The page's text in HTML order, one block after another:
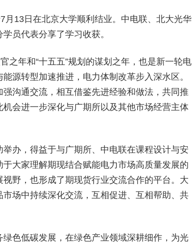
月13日在北京大学顺利结业。中电联、北大光华
员代表分享了学习收获。
之年和“十五五”规划的谋划之年，也是新一轮电
源转型加速推进，电力体制改革步入深水区。
沟通交流，相互借鉴先进经验和做法，共同推
会进一步深化与广期所以及其他市场经营主体
办，得益于与广期所、中电联在课程设计与安
大家理解期现结合赋能电力市场高质量发展的
野，也形成了期现货行业交流合作的平台。大
场中持续深化交流，互相促进、互相帮助、共
色低碳发展，在绿色产业领域深耕细作，为光